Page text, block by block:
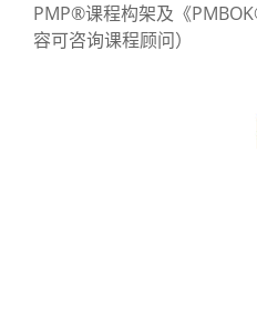
PMP®课程构架及《
容可咨询课程顾问）